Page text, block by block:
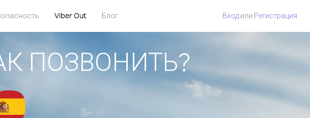
Viber Out Блог Вход или Регистрация
ПОЗВОНИТЬ?